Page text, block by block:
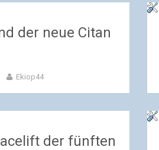
der neue Citan
Ekiop44
der fünften